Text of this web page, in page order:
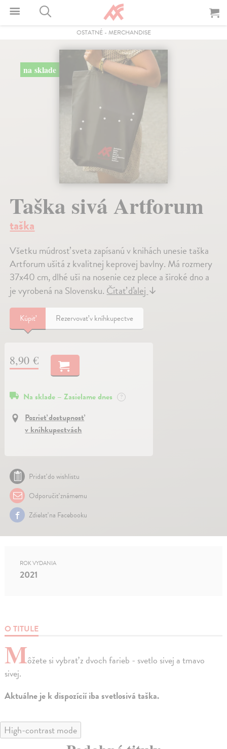
OSTATNÉ- MERCHANDISE
na sklade
Taška sivá Artforum
taška
Všetku múdrosť sveta zapísanú v knihách unesie taška
Artforum ušitá z kvalitnej keprovej bavlny. Má rozmery
37x40 cm, dlhé uši na nosenie cez plece a široké dno a
je vyrobená na Slovensku.Čítať ďalej↓
Kúpiť Rezervovať v kníhkupectve
8,90 €
Na sklade – Zasielame dnes ?
Pozrieť dostupnosť
v kníhkupectvách
Pridať do wishlistu
Odporučiť známemu
Zdielať na Facebooku
O TITULE
Môžete si vybrať z dvoch farieb - svetlo sivej a tmavo
sivej.
Aktuálne je k dispozícií iba svetlosivá taška.
ROK VYDANIA
2021
High-contrast mode